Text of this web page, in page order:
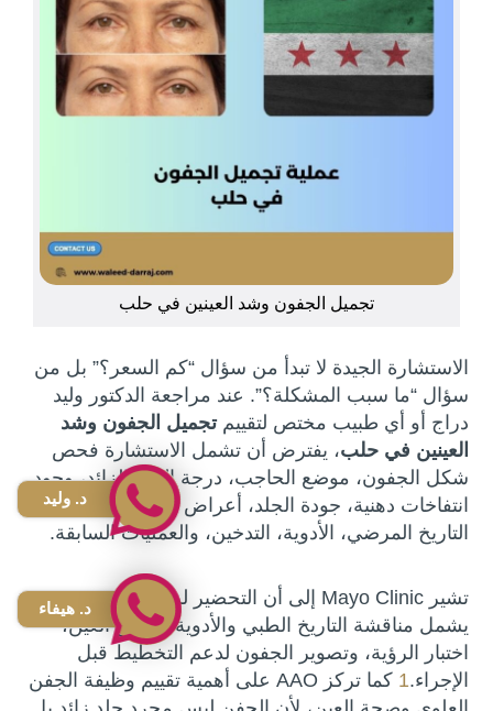
تجميل الجفون وشد العينين في حلب
الاستشارة الجيدة لا تبدأ من سؤال “كم السعر؟” بل من
سؤال “ما سبب المشكلة؟”. عند مراجعة الدكتور وليد
دراج أو أي طبيب مختص لتقييمتجميل الجفون وشد
العينين في حلب، يفترض أن تشمل الاستشارة فحص
شكل الجفون، موضع الحاجب، درجة الجلد الزائد، وجود
انتفاخات دهنية، جودة الجلد، أعراض جفاف العين،
التاريخ المرضي، الأدوية، التدخين، والعمليات السابقة.
تشير Mayo Clinic إلى أن التحضير لرأب الجفن قد
يشمل مناقشة التاريخ الطبي والأدوية، فحص العين،
اختبار الرؤية، وتصوير الجفون لدعم التخطيط قبل
الإجراء.1
كما تركز AAO على أهمية تقييم وظيفة الجفن
د. وليد
د. هيفاء